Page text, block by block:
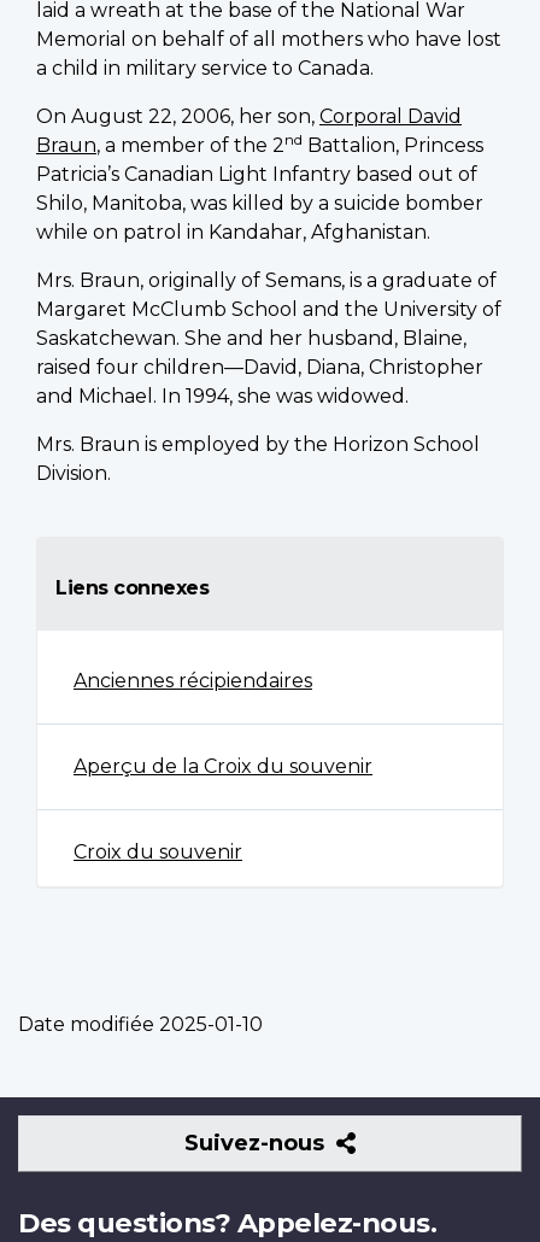
laid a wreath at the base of the National War
Memorial on behalf of all mothers who have lost
a child in military service to Canada.
On August 22, 2006, her son, Corporal David
Braun, a member of the 2nd Battalion, Princess
Patricia’s Canadian Light Infantry based out of
Shilo, Manitoba, was killed by a suicide bomber
while on patrol in Kandahar, Afghanistan.
Mrs. Braun, originally of Semans, is a graduate of
Margaret McClumb School and the University of
Saskatchewan. She and her husband, Blaine,
raised four children—David, Diana, Christopher
and Michael. In 1994, she was widowed.
Mrs. Braun is employed by the Horizon School
Division.
Liens connexes
Anciennes récipiendaires
Aperçu de la Croix du souvenir
Croix du souvenir
Date modifiée 2025-01-10
Suivez-nous
Suivez-
nous
Des questions? Appelez-nous.